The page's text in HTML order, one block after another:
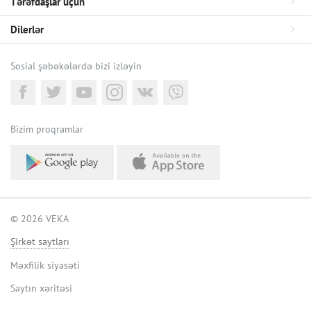
Dilerlər
Sosial şəbəkələrdə bizi izləyin
Bizim proqramlar
© 2026 VEKA
Şirkət saytları
Məxfilik siyasəti
Saytın xəritəsi